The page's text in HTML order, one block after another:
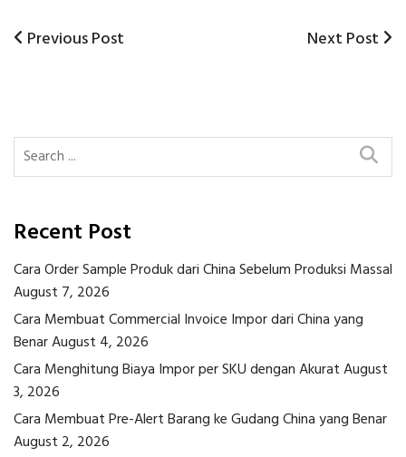
Post
Previous
Previous Post
Next
Next Post
Recent Post
Cara Order Sample Produk dari China Sebelum Produksi Massal
August 7, 2026
Cara Membuat Commercial Invoice Impor dari China yang
BenarAugust 4, 2026
Cara Menghitung Biaya Impor per SKU dengan AkuratAugust
3, 2026
Cara Membuat Pre-Alert Barang ke Gudang China yang Benar
August 2, 2026